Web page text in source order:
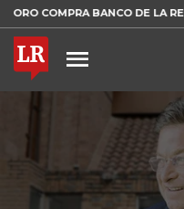
BANCO DE LA REPÚBLICA